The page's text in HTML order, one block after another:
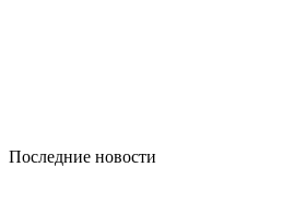
Последние новости